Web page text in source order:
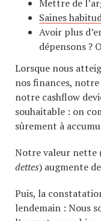
Mettre de
Saines
Avoir plus
dépensons ?
Lorsque nous
nos finances,
notre cashflow
souhaitable : on
sûrement à
Notre valeur nette
dettes) augmente
Puis, la
lendemain : Nous